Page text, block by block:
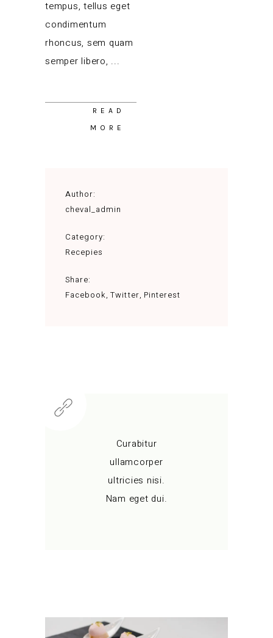
tempus, tellus eget
condimentum
rhoncus, sem quam
semper libero,
READ
MORE
Author:
cheval_admin
Category:
Recepies
Share:
Facebook Twitter Pinterest
Curabitur
ullamcorper
ultricies nisi.
Nam eget dui.